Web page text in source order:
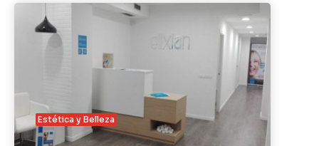
Estética y Belleza